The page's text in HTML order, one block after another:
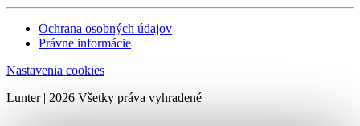
Ochrana osobných údajov
Právne informácie
Nastavenia cookies
Lunter | 2026 Všetky práva vyhradené